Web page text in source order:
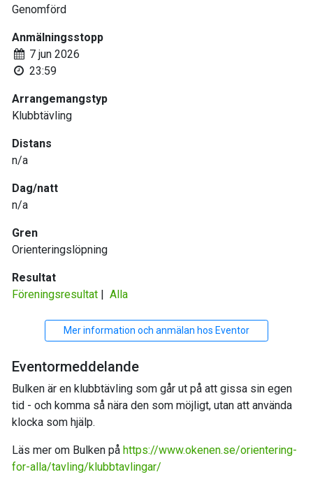
Genomförd
Anmälningsstopp
7 jun 2026
23:59
Arrangemangstyp
Klubbtävling
Distans
n/a
Dag/natt
n/a
Gren
Orienteringslöpning
Resultat
Föreningsresultat | Alla
Mer information och anmälan hos Eventor
Eventormeddelande
Bulken är en klubbtävling som går ut på att gissa sin egen
tid - och komma så nära den som möjligt, utan att använda
klocka som hjälp.
Läs mer om Bulken på https://www.okenen.se/orientering-
for-alla/tavling/klubbtavlingar/